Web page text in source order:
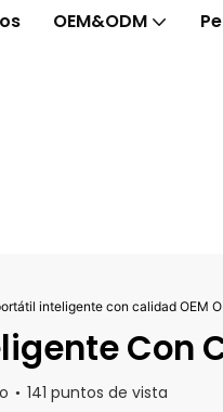
OEM&ODM
inteligente con calidad OEM
Con
141 puntos de vista